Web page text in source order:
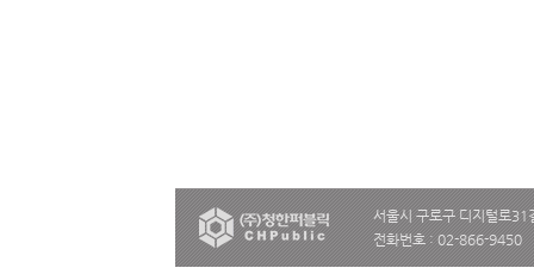
서울시 구로구 디지털로
전화번호 : 02-866-9450